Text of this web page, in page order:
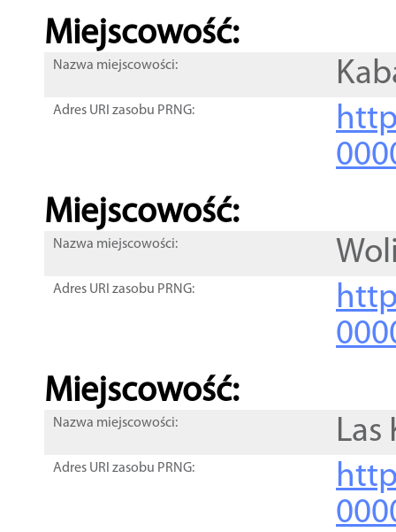
Miejscowość:
Nazwa miejscowości:
Adres URI zasobu PRNG:
Miejscowość:
Nazwa miejscowości:
Adres URI zasobu PRNG:
Miejscowość:
Nazwa miejscowości: Las
Adres URI zasobu PRNG: